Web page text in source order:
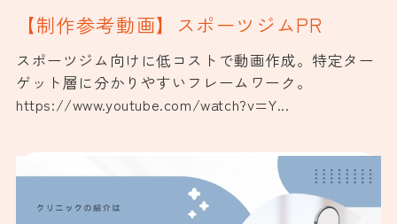
【制作参考動画】スポーツジムPR
スポーツジム向けに低コストで動画作成。特定ター
ゲット層に分かりやすいフレームワーク。
https://www.youtube.com/watch?v=Y...